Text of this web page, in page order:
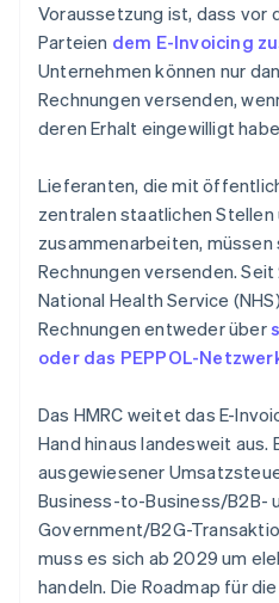
Voraussetzung ist, dass vor
Parteien dem E-Invoicing
Unternehmen können nur
Rechnungen versenden,
deren Erhalt eingewilligt
Lieferanten, die mit
zentralen staatlichen
zusammenarbeiten,
Rechnungen versenden.
National Health Service
Rechnungen entweder über
oder das PEPPOL-
Das HMRC weitet das E-
Hand hinaus landesweit aus.
ausgewiesener
Business-to-Business/B2B-
Government/B2G-
muss es sich ab 2029 um
handeln. Die Roadmap für